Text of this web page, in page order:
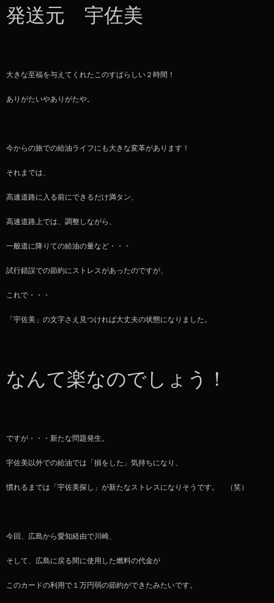
発送元 宇佐美
大きな至福を与えてくれたこのすばらしい２時間！
ありがたいやありがたや。
今からの旅での給油ライフにも大きな変革があります！
それまでは、
高速道路に入る前にできるだけ満タン、
高速道路上では、調整しながら、
一般道に降りての給油の量など・・・
試行錯誤での節約にストレスがあったのですが、
これで・・・
「宇佐美」の文字さえ見つければ大丈夫の状態になりました。
なんて楽なのでしょう！
ですが・・・新たな問題発生。
宇佐美以外での給油では「損をした」気持ちになり、
慣れるまでは「宇佐美探し」が新たなストレスになりそうです。 （笑）
今回、広島から愛知経由で川崎、
そして、広島に戻る間に使用した燃料の代金が
このカードの利用で１万円弱の節約ができたみたいです。